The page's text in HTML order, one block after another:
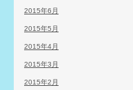
2015年6月
2015年5月
2015年4月
2015年3月
2015年2月